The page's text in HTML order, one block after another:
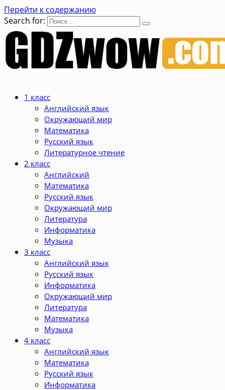
Перейти к содержанию
Search for:
1 класс
Английский язык
Окружающий мир
Математика
Русский язык
Литературное чтение
2 класс
Английский
Математика
Русский язык
Окружающий мир
Литература
Информатика
Музыка
3 класс
Английский язык
Русский язык
Информатика
Окружающий мир
Литература
Математика
Музыка
4 класс
Английский язык
Математика
Русский язык
Информатика